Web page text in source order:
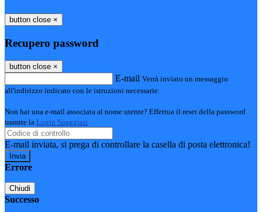
button close ×
Recupero password
button close ×
E-mail Verrà inviato un messaggio
all'indirizzo indicato con le istruzioni necessarie.
Non hai una e-mail associata al nome utente? Effettua il reset della password
tramite la Login Spaggiari
E-mail inviata, si prega di controllare la casella di posta elettronica!
Errore
Chiudi
Successo